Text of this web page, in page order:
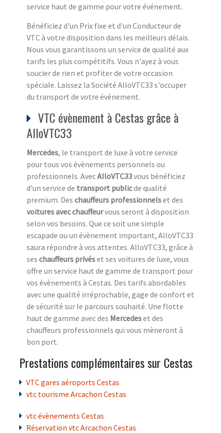
service haut de gamme pour votre événement.
Bénéficiez d'un Prix fixe et d'un Conducteur de
VTC à votre disposition dans les meilleurs délais.
Nous vous garantissons un service de qualité aux
tarifs les plus compétitifs. Vous n'ayez à vous
soucier de rien et profiter de votre occasion
spéciale. Laissez la Société AlloVTC33 s'occuper
du transport de votre événement.
VTC évènement à Cestas grâce à
AlloVTC33
Mercedes, le transport de luxe à votre service
pour tous vos évènements personnels ou
professionnels. AvecAlloVTC33vous bénéficiez
d'un service de transport publicde qualité
premium. Des chauffeurs professionnelset des
voitures avec chauffeurvous seront à disposition
selon vos besoins. Que ce soit une simple
escapade ou un évènement important, AlloVTC33
saura répondre à vos attentes. AlloVTC33, grâce à
ses chauffeurs privéset ses voitures de luxe, vous
offre un service haut de gamme de transport pour
vos évènements à Cestas. Des tarifs abordables
avec une qualité irréprochable, gage de confort et
de sécurité sur le parcours souhaité. Une flotte
haut de gamme avec des Mercedeset des
chauffeurs professionnels qui vous mèneront à
bon port.
Prestations complémentaires sur Cestas
VTC gares aéroports Cestas
vtc tourisme Arcachon Cestas
vtc évènements Cestas
Réservation vtc Arcachon Cestas